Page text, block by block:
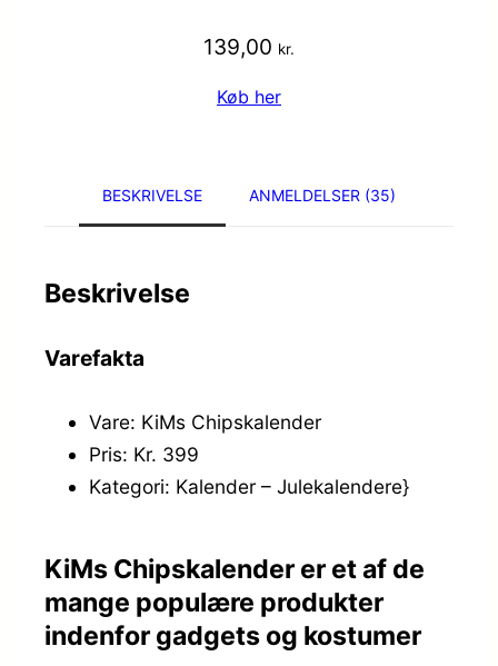
139,00 kr.
Køb her
BESKRIVELSE ANMELDELSER (35)
Beskrivelse
Varefakta
Vare: KiMs Chipskalender
Pris: Kr. 399
Kategori: Kalender – Julekalendere}
KiMs Chipskalender er et af de
mange populære produkter
indenfor gadgets og kostumer